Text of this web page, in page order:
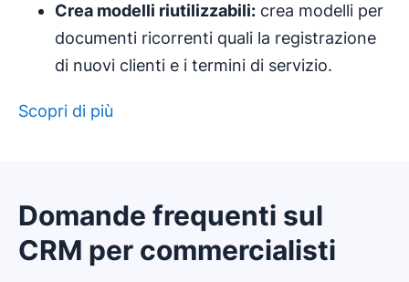
Crea modelli riutilizzabili: crea modelli per
documenti ricorrenti quali la registrazione
di nuovi clienti e i termini di servizio.
Scopri di più
Domande frequenti sul
CRM per commercialisti